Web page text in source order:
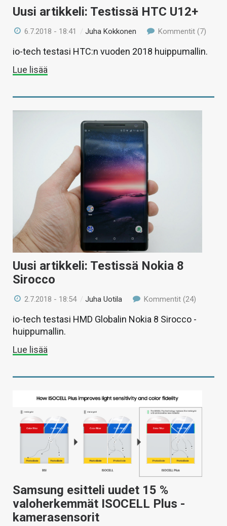
Uusi artikkeli: Testissä HTC U12+
6.7.2018 - 18:41 /Juha Kokkonen Kommentit (7)
io-tech testasi HTC:n vuoden 2018 huippumallin.
Lue lisää
Uusi artikkeli: Testissä Nokia 8
Sirocco
2.7.2018 - 18:54 /Juha Uotila Kommentit (24)
io-tech testasi HMD Globalin Nokia 8 Sirocco -
huippumallin.
Lue lisää
Samsung esitteli uudet 15 %
valoherkemmät ISOCELL Plus -
kamerasensorit